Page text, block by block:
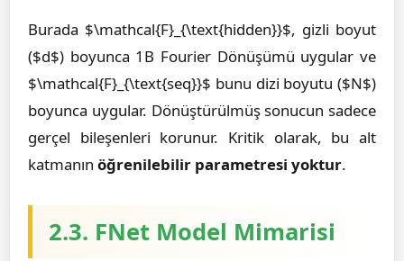
Burada $\mathcal{F}_{\text{hidden}}$, gizli boyut
($d$) boyunca 1B Fourier Dönüşümü uygular ve
$\mathcal{F}_{\text{seq}}$ bunu dizi boyutu ($N$)
boyunca uygular. Dönüştürülmüş sonucun sadece
gerçel bileşenleri korunur. Kritik olarak, bu alt
katmanın öğrenilebilir parametresi yoktur.
2.3. FNet Model Mimarisi